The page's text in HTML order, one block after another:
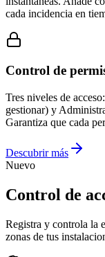
cada incidencia en
Control de
Tres niveles de
gestionar) y
Garantiza que cada
Descubrir más
Nuevo
Control de
Registra y controla la
zonas de tus